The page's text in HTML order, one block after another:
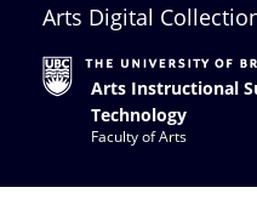
Arts Digital
Arts Instructional
Technology
Faculty of Arts